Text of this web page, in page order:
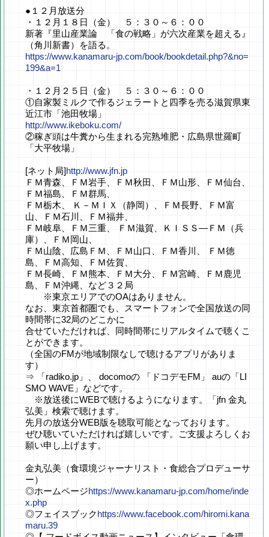
●１２月放送分
・１２月１８日（金） ５：３０～６：００
新著『里山産業論 「食の戦略」が六次産業を超える』
（角川新書）を語る。
https://www.kanamaru-jp.com/book/bookdetail.php?&no=
199&a=1
・１２月２５日（金） ５：３０～６：００
①自家製ミルクで作るジェラートと四季を売る滋賀県東
近江市「池田牧場」
http://www.ikeboku.com/
②稼ぎ頭は牛糞から生まれる完熟堆肥・広島県世羅町
「大平牧場」
[ネット局]http://www.jfn.jp
ＦＭ青森、ＦＭ岩手、ＦＭ秋田、ＦＭ山形、ＦＭ仙台、
ＦＭ福島、ＦＭ群馬、
ＦＭ栃木、 Ｋ－ＭＩＸ（静岡）、ＦＭ長野、ＦＭ富
山、ＦＭ石川、ＦＭ福井、
ＦＭ岐阜、ＦＭ三重、 ＦＭ滋賀、ＫＩＳＳ―ＦＭ（兵
庫）、ＦＭ岡山、
ＦＭ山陰、広島ＦＭ、ＦＭ山口、ＦＭ香川、 ＦＭ徳
島、ＦＭ高知、ＦＭ佐賀、
ＦＭ長崎、ＦＭ熊本、ＦＭ大分、ＦＭ宮崎、ＦＭ鹿児
島、ＦＭ沖縄、など３２局
※東京エリアでのOAはありません。
なお、東京首都圏でも、スマートフォンで全国放送の同
時間帯に32局のどこかに
合せていただければ、同時間帯にリアルタイムで聴くこ
とができます。
（全国のFMが地域制限なしで聴けるアプリがありま
す）
⇒ 「radiko.jp」、 docomoの 「ドコデモFM」 auの「LI
SMO WAVE」などです。
※放送後にWEBで聴けるようになります。「jfn 金丸
弘美」検索で聴けます。
先月の放送分WEB版を聴取可能となっております。
ぜひ聴いていただければ嬉しいです。ご支援よろしくお
願い申し上げます。
金丸弘美（食環境ジャーナリスト・食総合プロデューサ
ー）
◎ホームページhttps://www.kanamaru-jp.com/home/inde
x.php
◎フェイスブックhttps://www.facebook.com/hiromi.kana
maru.39